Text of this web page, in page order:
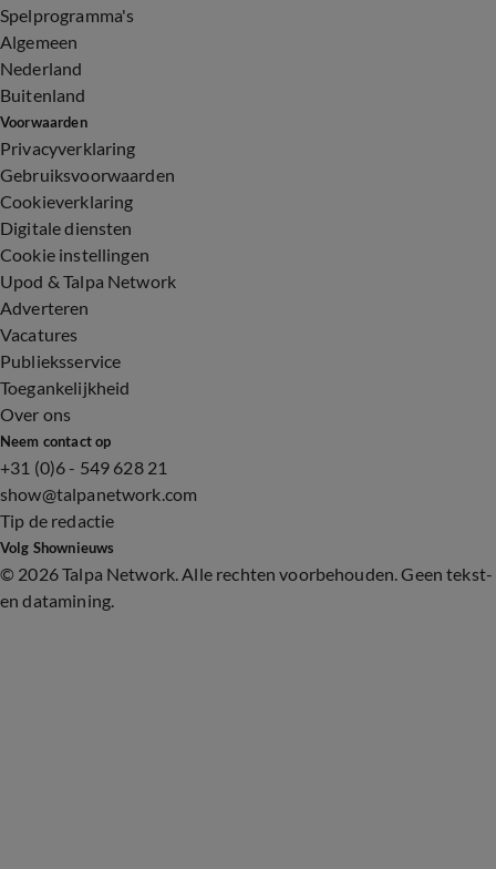
Spelprogramma's
Algemeen
Nederland
Buitenland
Voorwaarden
Privacyverklaring
Gebruiksvoorwaarden
Cookieverklaring
Digitale diensten
Cookie instellingen
Upod & Talpa Network
Adverteren
Vacatures
Publieksservice
Toegankelijkheid
Over ons
Neem contact op
+31 (0)6 - 549 628 21
show@talpanetwork.com
Tip de redactie
Volg Shownieuws
© 2026 Talpa Network. Alle rechten voorbehouden. Geen tekst-
en datamining.